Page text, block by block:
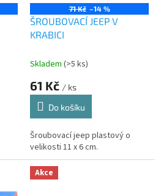
71 Kč –14 %
ŠROUBOVACÍ JEEP V
KRABICI
Skladem (>5 ks)
61 Kč / ks
Do košíku
Šroubovací jeep plastový o
velikosti 11 x 6 cm.
Akce